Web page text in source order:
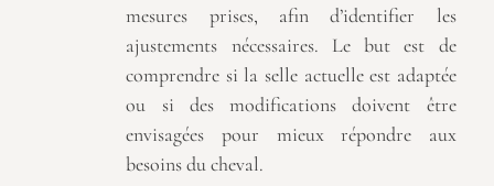
mesures prises, afin d’identifier les
ajustements nécessaires. Le but est de
comprendre si la selle actuelle est adaptée
ou si des modifications doivent être
envisagées pour mieux répondre aux
besoins du cheval.